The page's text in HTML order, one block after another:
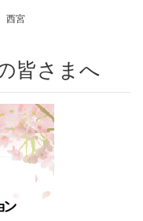
西宮
皆さまへ